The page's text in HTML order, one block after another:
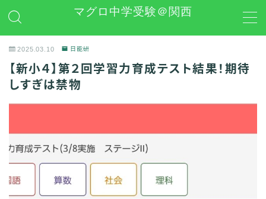
マグロ中学受験＠関西
日能研
その他 中学受験関連
お問い合わせ
2025.03.10 日能研
【新小４】第２回学習力育成テスト結果！期待
しすぎは禁物